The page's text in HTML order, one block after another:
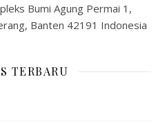
Bumi Agung Permai 1,
Banten 42191 Indonesia
TERBARU